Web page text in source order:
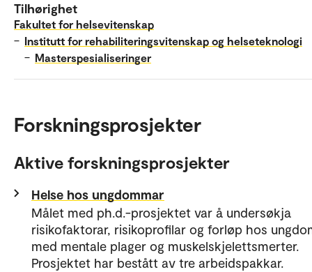
Tilhørighet
Fakultet for helsevitenskap
– Institutt for rehabiliteringsvitenskap og helseteknologi
– Masterspesialiseringer
Forskningsprosjekter
Aktive forskningsprosjekter
Helse hos ungdommar
Målet med ph.d.-prosjektet var å undersøkja
risikofaktorar, risikoprofilar og forløp hos
med mentale plager og muskelskjelettsmerter.
Prosjektet har bestått av tre arbeidspakkar.